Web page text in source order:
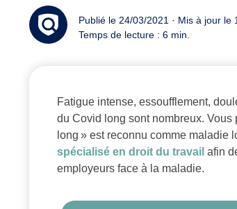
Publié le 24/03/2021 · Mis à jour le
Temps de lecture : 6 min.
Fatigue intense, essoufflement,
du Covid long sont nombreux.
long » est reconnu comme maladie
spécialisé en droit du travail afin
employeurs face à la maladie.